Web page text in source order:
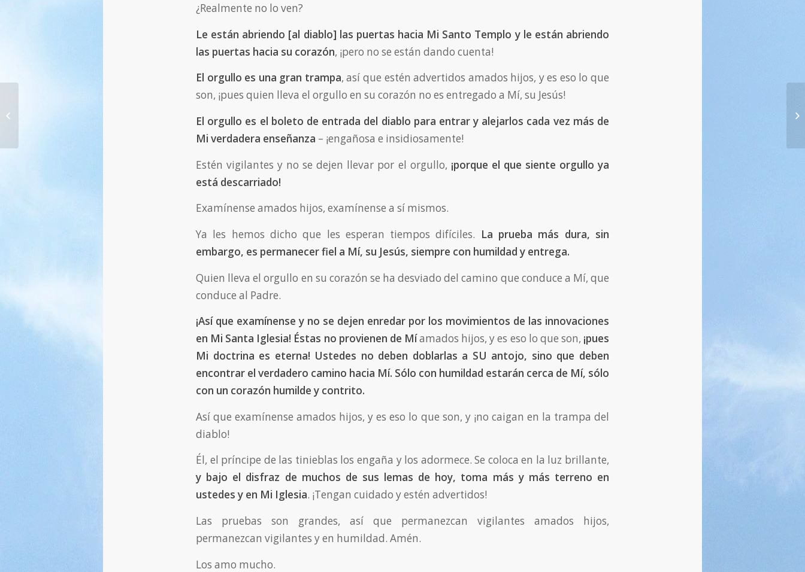
¿Realmente no lo ven?
Le están abriendo [al diablo] las puertas hacia Mi Santo Templo y le están abriendo
las puertas hacia su corazón, ¡pero no se están dando cuenta!
El orgullo es una gran trampa, así que estén advertidos amados hijos, y es eso lo que
son, ¡pues quien lleva el orgullo en su corazón no es entregado a Mí, su Jesús!
El orgullo es el boleto de entrada del diablo para entrar y alejarlos cada vez más de
Mi verdadera enseñanza – ¡engañosa e insidiosamente!
Estén vigilantes y no se dejen llevar por el orgullo, ¡porque el que siente orgullo ya
está descarriado!
Examínense amados hijos, examínense a sí mismos.
Ya les hemos dicho que les esperan tiempos difíciles. La prueba más dura, sin
embargo, es permanecer fiel a Mí, su Jesús, siempre con humildad y entrega.
Quien lleva el orgullo en su corazón se ha desviado del camino que conduce a Mí, que
conduce al Padre.
¡Así que examínense y no se dejen enredar por los movimientos de las innovaciones
en Mi Santa Iglesia! Éstas no provienen de Míamados hijos, y es eso lo que son, ¡pues
Mi doctrina es eterna! Ustedes no deben doblarlas a SU antojo, sino que deben
encontrar el verdadero camino hacia Mí. Sólo con humildad estarán cerca de Mí, sólo
con un corazón humilde y contrito.
Así que examínense amados hijos, y es eso lo que son, y ¡no caigan en la trampa del
diablo!
Él, el príncipe de las tinieblas los engaña y los adormece. Se coloca en la luz brillante,
y bajo el disfraz de muchos de sus lemas de hoy, toma más y más terreno en
ustedes y en Mi Iglesia. ¡Tengan cuidado y estén advertidos!
Las pruebas son grandes, así que permanezcan vigilantes amados hijos,
permanezcan vigilantes y en humildad. Amén.
Los amo mucho.